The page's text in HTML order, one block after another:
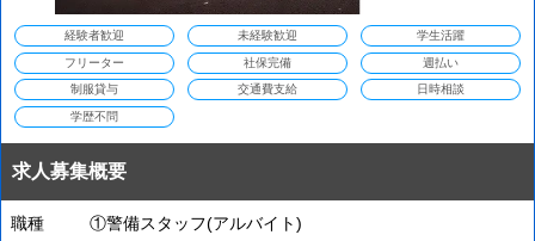
経験者歓迎 未経験歓迎 学生活躍
フリーター 社保完備 週払い
制服貸与 交通費支給 日時相談
学歴不問
求人募集概要
職種 ①警備スタッフ(アルバイト)